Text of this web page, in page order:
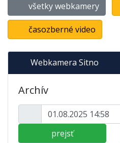
všetky webkamery
časozberné video
Webkamera Sitno
Archív
prejsť